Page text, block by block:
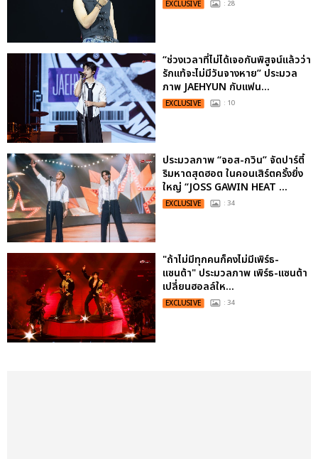
EXCLUSIVE : 28
“ช่วงเวลาที่ไม่ได้เจอกันพิสูจน์แล้วว่า
รักแท้จะไม่มีวันจางหาย” ประมวล
ภาพ JAEHYUN กับแฟน...
EXCLUSIVE : 10
ประมวลภาพ “จอส-กวิน” จัดปาร์ตี้
ริมหาดสุดฮอต ในคอนเสิร์ตครั้งยิ่ง
ใหญ่ “JOSS GAWIN HEAT ...
EXCLUSIVE : 34
"ถ้าไม่มีทุกคนก็คงไม่มีเพิร์ธ-
แซนต้า" ประมวลภาพ เพิร์ธ-แซนต้า
เปลี่ยนฮอลล์ให...
EXCLUSIVE : 34